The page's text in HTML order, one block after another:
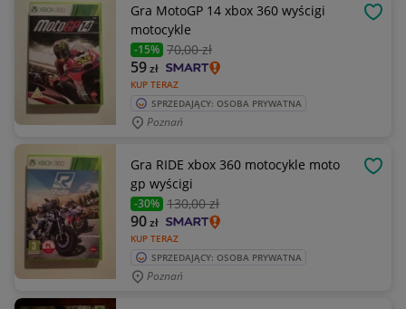
Gra MotoGP 14 xbox 360 wyścigi
motocykle
-15% 70,00 zł
KUP TERAZ
59zł
SPRZEDAJĄCY: OSOBA PRYWATNA
Poznań
Gra RIDE xbox 360 motocykle moto
gp wyścigi
-30% 130,00 zł
KUP TERAZ
90zł
SPRZEDAJĄCY: OSOBA PRYWATNA
Poznań